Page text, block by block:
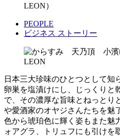
LEON）
PEOPLE
ビジネス ストーリー
日本三大珍味のひとつとして知
卵巣を塩漬けにし、じっくりと
で、その濃厚な旨味とねっとり
や愛酒家のオヤジさんたちを魅
色から琥珀色に輝く姿もまた魅
ォアグラ、トリュフにも引けを